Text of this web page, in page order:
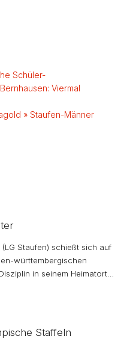
Schüler-
Viermal
» Staufen-Männer
Staufen) schießt sich auf
württembergischen
in seinem Heimatort…
Staffeln